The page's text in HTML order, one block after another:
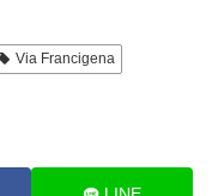
Via Francigena